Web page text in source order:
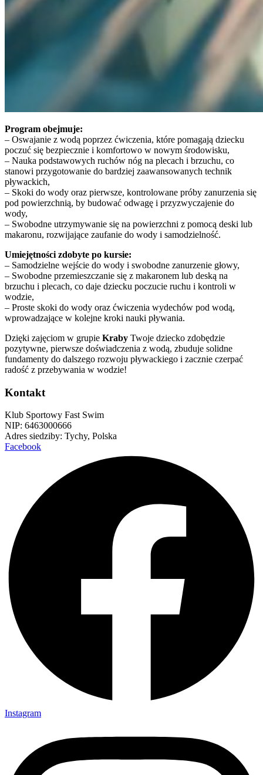
Program obejmuje:
– Oswajanie z wodą poprzez ćwiczenia, które pomagają dziecku
poczuć się bezpiecznie i komfortowo w nowym środowisku,
– Nauka podstawowych ruchów nóg na plecach i brzuchu, co
stanowi przygotowanie do bardziej zaawansowanych technik
pływackich,
– Skoki do wody oraz pierwsze, kontrolowane próby zanurzenia się
pod powierzchnią, by budować odwagę i przyzwyczajenie do
wody,
– Swobodne utrzymywanie się na powierzchni z pomocą deski lub
makaronu, rozwijające zaufanie do wody i samodzielność.
Umiejętności zdobyte po kursie:
– Samodzielne wejście do wody i swobodne zanurzenie głowy,
– Swobodne przemieszczanie się z makaronem lub deską na
brzuchu i plecach, co daje dziecku poczucie ruchu i kontroli w
wodzie,
– Proste skoki do wody oraz ćwiczenia wydechów pod wodą,
wprowadzające w kolejne kroki nauki pływania.
Dzięki zajęciom w grupie Kraby Twoje dziecko zdobędzie
pozytywne, pierwsze doświadczenia z wodą, zbuduje solidne
fundamenty do dalszego rozwoju pływackiego i zacznie czerpać
radość z przebywania w wodzie!
Kontakt
Klub Sportowy Fast Swim
NIP: 6463000666
Adres siedziby: Tychy, Polska
Facebook
Instagram